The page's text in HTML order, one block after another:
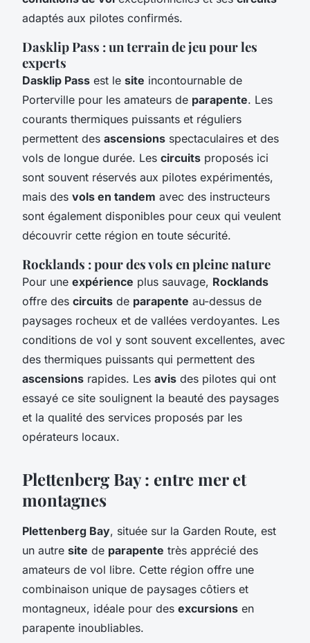
adaptés aux pilotes confirmés.
Dasklip Pass : un terrain de jeu pour les
experts
Dasklip Pass est le site incontournable de
Porterville pour les amateurs de parapente. Les
courants thermiques puissants et réguliers
permettent des ascensions spectaculaires et des
vols de longue durée. Les circuits proposés ici
sont souvent réservés aux pilotes expérimentés,
mais des vols en tandem avec des instructeurs
sont également disponibles pour ceux qui veulent
découvrir cette région en toute sécurité.
Rocklands : pour des vols en pleine nature
Pour une expérience plus sauvage, Rocklands
offre des circuits de parapente au-dessus de
paysages rocheux et de vallées verdoyantes. Les
conditions de vol y sont souvent excellentes, avec
des thermiques puissants qui permettent des
ascensions rapides. Les avis des pilotes qui ont
essayé ce site soulignent la beauté des paysages
et la qualité des services proposés par les
opérateurs locaux.
Plettenberg Bay : entre mer et
montagnes
Plettenberg Bay, située sur la Garden Route, est
un autre site de parapente très apprécié des
amateurs de vol libre. Cette région offre une
combinaison unique de paysages côtiers et
montagneux, idéale pour des excursions en
parapente inoubliables.